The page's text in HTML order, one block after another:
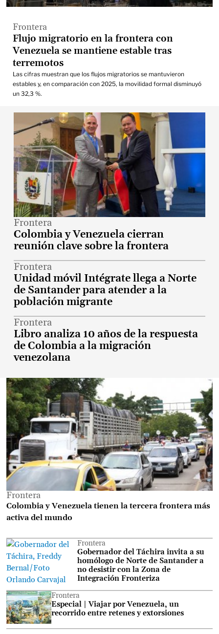
Frontera
Colombia y Venezuela cierran
reunión clave sobre la frontera
Frontera
Unidad móvil Intégrate llega a Norte
de Santander para atender a la
población migrante
Frontera
Libro analiza 10 años de la respuesta
de Colombia a la migración
venezolana
Frontera
Flujo migratorio en la frontera con
Venezuela se mantiene estable tras
terremotos
Las cifras muestran que los flujos migratorios se mantuvieron
estables y, en comparación con 2025, la movilidad formal disminuyó
un 32,3 %.
Frontera
Colombia y Venezuela tienen la tercera frontera más
activa del mundo
Frontera
Gobernador del Táchira invita a su
homólogo de Norte de Santander a
no desistir con la Zona de
Integración Fronteriza
Frontera
Especial | Viajar por Venezuela, un
recorrido entre retenes y extorsiones